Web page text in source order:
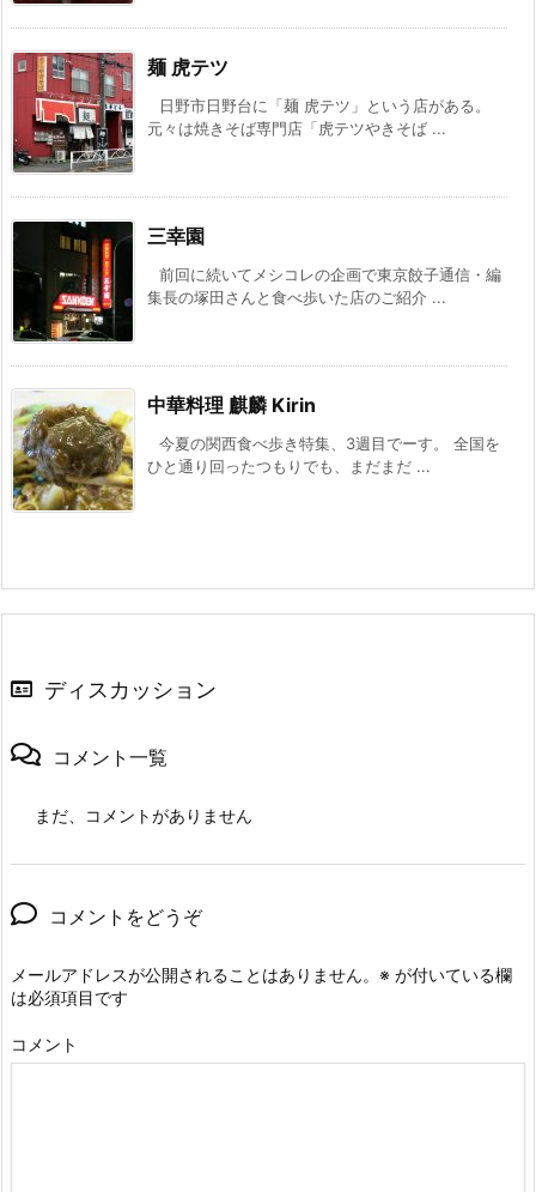
麺 虎テツ
日野市日野台に「麺 虎テツ」という店がある。
元々は焼きそば専門店「虎テツやきそば ...
三幸園
前回に続いてメシコレの企画で東京餃子通信・編
集長の塚田さんと食べ歩いた店のご紹介 ...
中華料理 麒麟 Kirin
今夏の関西食べ歩き特集、3週目でーす。 全国を
ひと通り回ったつもりでも、まだまだ ...
ディスカッション
コメント一覧
まだ、コメントがありません
コメントをどうぞ
メールアドレスが公開されることはありません。 ※ が付いている欄
は必須項目です
コメント